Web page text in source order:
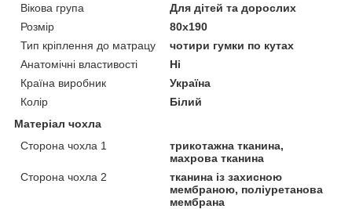
Вікова група
Для дітей та дорослих
Розмір
80x190
Тип кріплення до матрацу
чотири гумки по кутах
Анатомічні властивості
Ні
Країна виробник
Україна
Колір
Білий
Матеріал чохла
Сторона чохла 1
трикотажна тканина,
махрова тканина
Сторона чохла 2
тканина із захисною
мембраною, поліуретанова
мембрана